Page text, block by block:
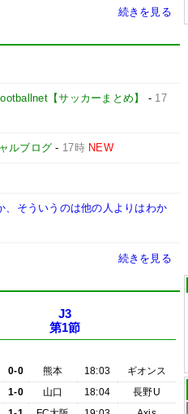
続きを見る
【サッカーまとめ】 - 17
ルブログ - 17時 NEW
、そういうのは他の人よりはわか
続きを見る
J3
第1節
0-0 熊本 18:03
ギオンス
1-0 山口 18:04
長野U